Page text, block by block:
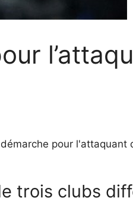
pour l'attaquant
trois clubs